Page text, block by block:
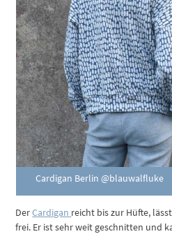
Cardigan Berlin @blauwalfluke
DerCardigan reicht bis zur Hüfte,
frei. Er ist sehr weit geschnitten und